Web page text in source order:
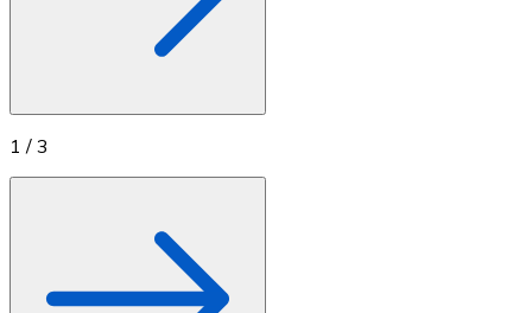
1 / 3